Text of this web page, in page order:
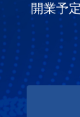
開業予